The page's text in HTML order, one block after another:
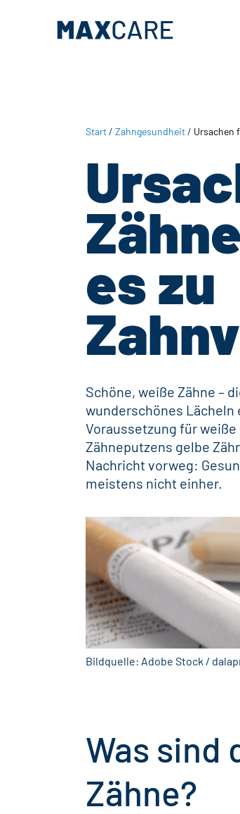
Start/ Zahngesundheit/ Ursachen
es zu
Schöne, weiße Zähne –
wunderschönes
Voraussetzung für
Zähneputzens gelbe
Nachricht vorweg:
meistens nicht einher.
Bildquelle: Adobe Stock /
Was sind
Zähne?